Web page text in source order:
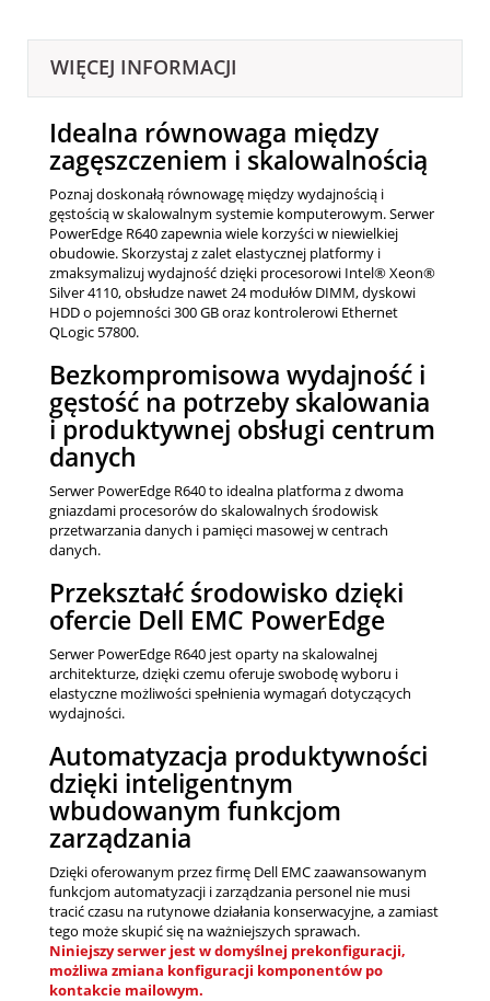
WIĘCEJ INFORMACJI
Idealna równowaga między
zagęszczeniem i skalowalnością
Poznaj doskonałą równowagę między wydajnością i
gęstością w skalowalnym systemie komputerowym. Serwer
PowerEdge R640 zapewnia wiele korzyści w niewielkiej
obudowie. Skorzystaj z zalet elastycznej platformy i
zmaksymalizuj wydajność dzięki procesorowi Intel® Xeon®
Silver 4110, obsłudze nawet 24 modułów DIMM, dyskowi
HDD o pojemności 300 GB oraz kontrolerowi Ethernet
QLogic 57800.
Bezkompromisowa wydajność i
gęstość na potrzeby skalowania
i produktywnej obsługi centrum
danych
Serwer PowerEdge R640 to idealna platforma z dwoma
gniazdami procesorów do skalowalnych środowisk
przetwarzania danych i pamięci masowej w centrach
danych.
Przekształć środowisko dzięki
ofercie Dell EMC PowerEdge
Serwer PowerEdge R640 jest oparty na skalowalnej
architekturze, dzięki czemu oferuje swobodę wyboru i
elastyczne możliwości spełnienia wymagań dotyczących
wydajności.
Automatyzacja produktywności
dzięki inteligentnym
wbudowanym funkcjom
zarządzania
Dzięki oferowanym przez firmę Dell EMC zaawansowanym
funkcjom automatyzacji i zarządzania personel nie musi
tracić czasu na rutynowe działania konserwacyjne, a zamiast
tego może skupić się na ważniejszych sprawach.
Niniejszy serwer jest w domyślnej prekonfiguracji,
możliwa zmiana konfiguracji komponentów po
kontakcie mailowym.